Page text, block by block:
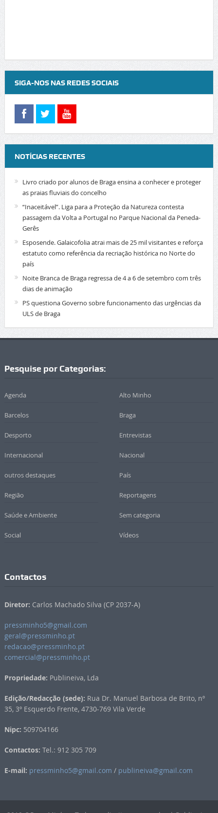
SIGA-NOS NAS REDES SOCIAIS
NOTÍCIAS RECENTES
Livro criado por alunos de Braga ensina a conhecer e proteger
as praias fluviais do concelho
“Inaceitável”. Liga para a Proteção da Natureza contesta
passagem da Volta a Portugal no Parque Nacional da Peneda-
Gerês
Esposende. Galaicofolia atrai mais de 25 mil visitantes e reforça
estatuto como referência da recriação histórica no Norte do
país
Noite Branca de Braga regressa de 4 a 6 de setembro com três
dias de animação
PS questiona Governo sobre funcionamento das urgências da
ULS de Braga
Pesquise por Categorias:
Agenda Alto Minho
Barcelos Braga
Desporto Entrevistas
Internacional Nacional
outros destaques País
Região Reportagens
Saúde e Ambiente Sem categoria
Social Vídeos
Contactos
Diretor: Carlos Machado Silva (CP 2037-A)
pressminho5@gmail.com
geral@pressminho.pt
redacao@pressminho.pt
comercial@pressminho.pt
Propriedade: Publineiva, Lda
Edição/Redacção (sede): Rua Dr. Manuel Barbosa de Brito, nº
35, 3º Esquerdo Frente, 4730-769 Vila Verde
Nipc: 509704166
Contactos: Tel.: 912 305 709
E-mail: pressminho5@gmail.com / publineiva@gmail.com